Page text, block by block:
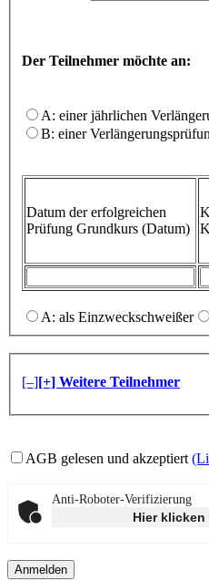
Der Teilnehmer möchte an:
A: einer jährlichen
B: einer
Datum der erfolgreichen
Prüfung Grundkurs (Datum)
A: als Einzweckschweißer
[–][+] Weitere Teilnehmer
AGB gelesen und akzeptiert
Anti-Roboter-Verifizierung
Hier klicken